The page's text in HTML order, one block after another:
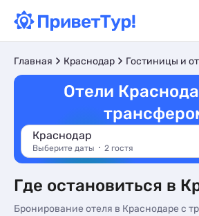
Главная Краснодар Гостиницы и
Отели
Краснодар
Выберите даты 2 гостя
Где остановиться в
Бронирование отеля в Краснодаре с